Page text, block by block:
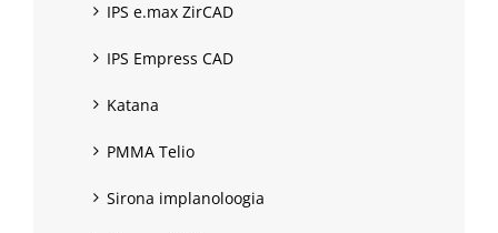
IPS e.max ZirCAD
IPS Empress CAD
Katana
PMMA Telio
Sirona implanoloogia